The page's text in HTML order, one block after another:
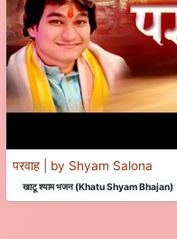
परवाह | by Shyam Salona
खाटू श्याम भजन (Khatu Shyam Bhajan)